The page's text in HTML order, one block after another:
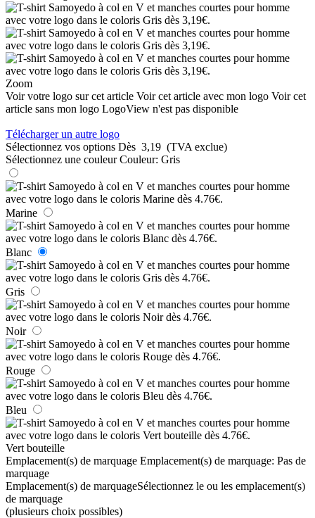
Zoom
Voir votre logo sur cet article Voir cet article avec mon logo Voir cet
article sans mon logo LogoView n'est pas disponible
Télécharger un autre logo
Sélectionnez vos options Dès 3,19 (TVA exclue)
Sélectionnez une couleur Couleur: Gris
Marine
Blanc
Gris
Noir
Rouge
Bleu
Vert bouteille
Emplacement(s) de marquage Emplacement(s) de marquage: Pas de
marquage
Emplacement(s) de marquageSélectionnez le ou les emplacement(s)
de marquage
(plusieurs choix possibles)